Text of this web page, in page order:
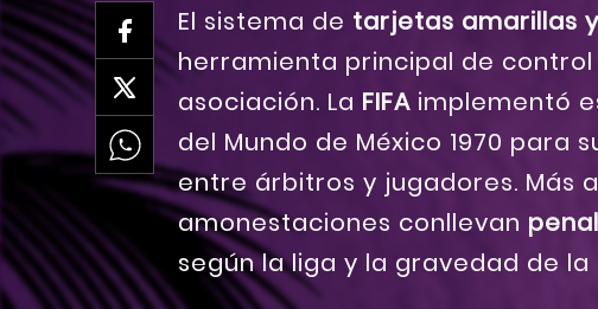
El sistema de tarjetas amarillas
herramienta principal de
asociación. La FIFA implementó
del Mundo de México 1970 para
entre árbitros y jugadores. Más
amonestaciones conllevan
según la liga y la gravedad de la